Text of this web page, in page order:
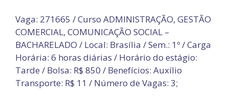
Vaga: 271665 / Curso ADMINISTRAÇÃO, GESTÃO
COMERCIAL, COMUNICAÇÃO SOCIAL –
BACHARELADO / Local: Brasília / Sem.: 1º / Carga
Horária: 6 horas diárias / Horário do estágio:
Tarde / Bolsa: R$ 850 / Benefícios: Auxílio
Transporte: R$ 11 / Número de Vagas: 3;